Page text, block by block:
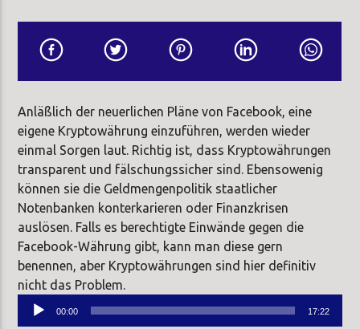
Anläßlich der neuerlichen Pläne von Facebook, eine
eigene Kryptowährung einzuführen, werden wieder
einmal Sorgen laut. Richtig ist, dass Kryptowährungen
transparent und fälschungssicher sind. Ebensowenig
können sie die Geldmengenpolitik staatlicher
Notenbanken konterkarieren oder Finanzkrisen
auslösen. Falls es berechtigte Einwände gegen die
Facebook-Währung gibt, kann man diese gern
benennen, aber Kryptowährungen sind hier definitiv
nicht das Problem.
Audio-
00:00 17:22